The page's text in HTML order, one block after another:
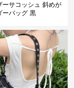
ーサコッシュ 斜めが
ーバッグ 黒